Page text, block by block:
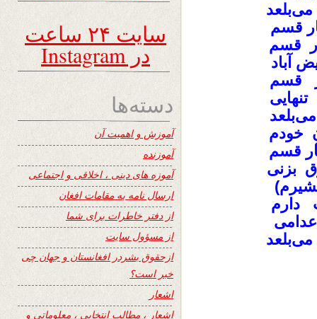
قسم
قسم
آباد
قسم
خودم
قسم
بزنی
دارم
سایت ۲۴ ساعت
در Instagram
دسته‌ها
آموزش و اهمیت آن
آموزنده
آموزه های دینی ، اخلاقی و اجتماعی
ارسال نامه به مقامات افغان
از دفتر خاطرات برای شما
از مسؤول سایت
ازحقوق بشردر افغانستان و جهان چی
خبر است؟
اشعار
اشعار ، مطالب انتخابی ، معلوماتی و